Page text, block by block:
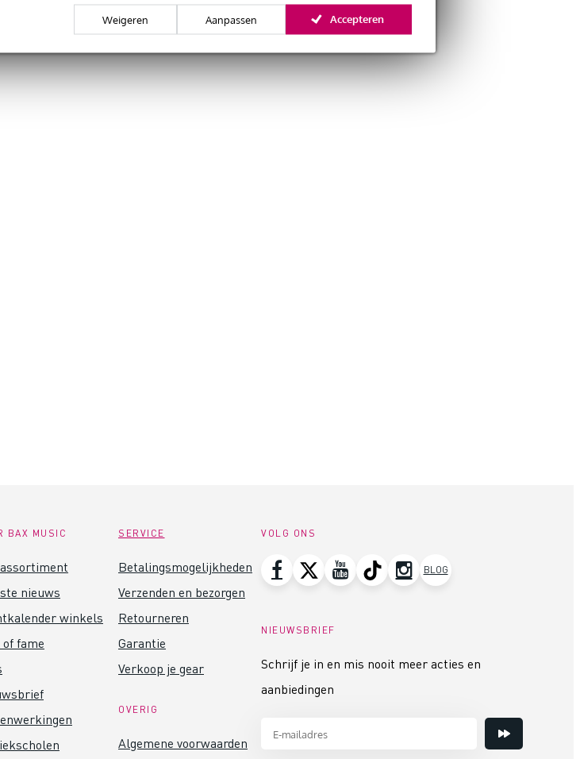
Weigeren Aanpassen Accepteren
BAX MUSIC
nieuws
winkels
fame
SERVICE
Betalingsmogelijkheden
Verzenden en bezorgen
Retourneren
Garantie
Verkoop je gear
OVERIG
Algemene voorwaarden
VOLG ONS
BLOG
NIEUWSBRIEF
Schrijf je in en mis nooit meer acties en
aanbiedingen